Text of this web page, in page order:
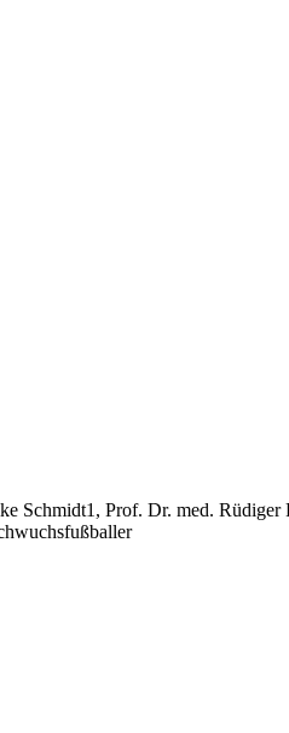
Schmidt1, Prof. Dr. med.